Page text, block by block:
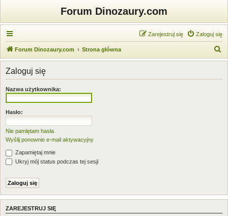
Forum Dinozaury.com
Zaloguj się
Zarejestruj się
Forum Dinozaury.com Strona główna
z
Zaloguj się
Nazwa użytkownika:
Hasło:
Nie pamiętam hasła
Wyślij ponownie e-mail aktywacyjny
Zapamiętaj mnie
Ukryj mój status podczas tej sesji
ZAREJESTRUJ SIĘ